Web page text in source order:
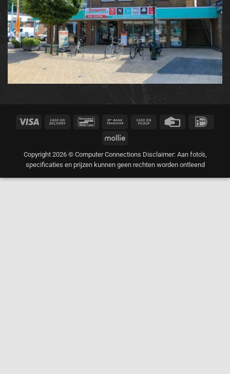
Visa
Cash
Bancontact Bank
Cash
Credit
Mollie
Copyright 2026 © Computer Connections Disclaimer: Aan foto's,
specificaties en prijzen kunnen geen rechten worden ontleend